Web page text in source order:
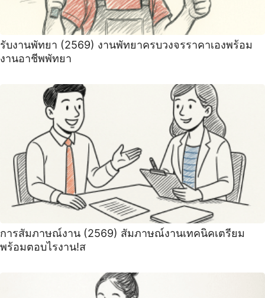
รับงานพัทยา (2569) ️งานพัทยาครบวงจรราคาเองพร้อม
งานอาชีพพัทยา
การสัมภาษณ์งาน (2569) สัมภาษณ์งานเทคนิคเตรียม
พร้อมตอบไรงาน!ส